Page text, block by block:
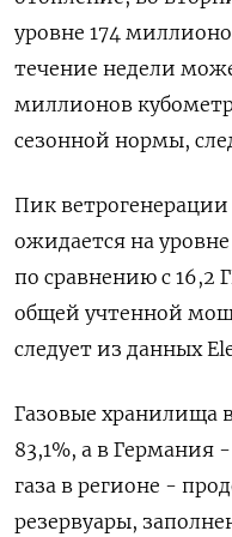
уровне 174
течение недели
миллионов
сезонной нормы,
Пик
ожидается на
по сравнению с 16,2
общей учтенной
следует из данных
Газовые хранилища
83,1%, а в Германия
газа в регионе -
резервуары,